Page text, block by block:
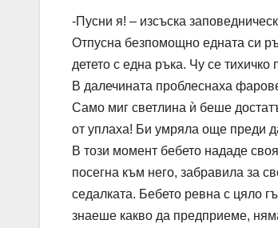
-Пусни я! – изсъска
Отпусна безпомощно едната си
детето с една ръка. Чу се
В далечината проблеснаха
Само миг светлина ѝ беше
от уплаха! Би умряла още преди
В този момент бебето нададе
посегна към него, забравила за
седалката. Бебето ревна с цяло
знаеше какво да предприеме,